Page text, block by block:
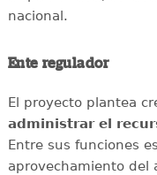
nacional.
Ente regulador
El proyecto plantea
administrar el
Entre sus funciones
aprovechamiento del